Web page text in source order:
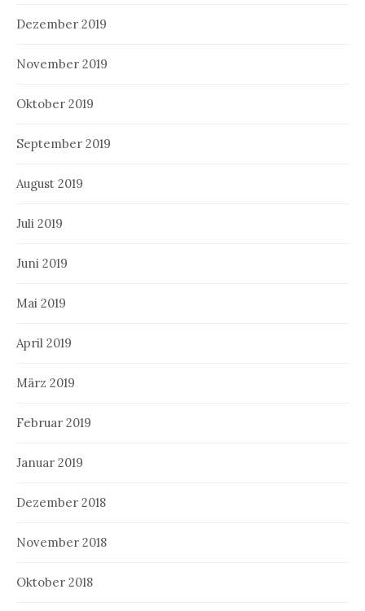
Dezember 2019
November 2019
Oktober 2019
September 2019
August 2019
Juli 2019
Juni 2019
Mai 2019
April 2019
März 2019
Februar 2019
Januar 2019
Dezember 2018
November 2018
Oktober 2018